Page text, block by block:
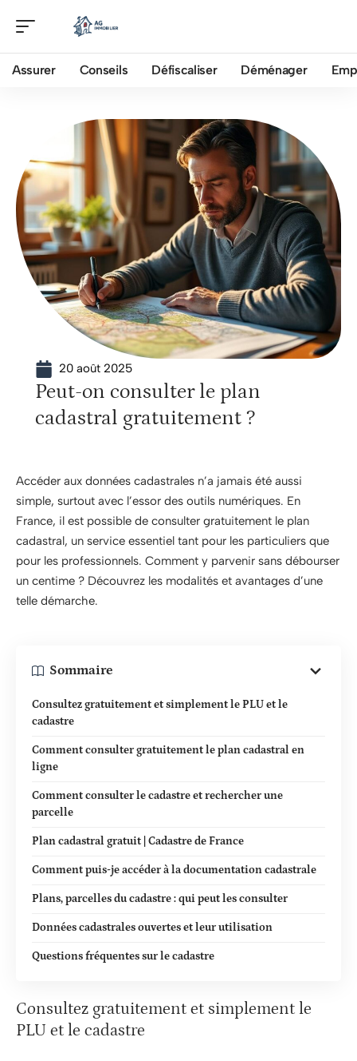
Assurer Conseils Défiscaliser Déménager
20 août 2025
Peut-on consulter le plan
cadastral gratuitement ?
Accéder aux données cadastrales n’a jamais été aussi
simple, surtout avec l’essor des outils numériques. En
France, il est possible de consulter gratuitement le plan
cadastral, un service essentiel tant pour les particuliers que
pour les professionnels. Comment y parvenir sans débourser
un centime ? Découvrez les modalités et avantages d’une
telle démarche.
Sommaire
Consultez gratuitement et simplement le PLU et le
cadastre
Comment consulter gratuitement le plan cadastral en
ligne
Comment consulter le cadastre et rechercher une
parcelle
Plan cadastral gratuit | Cadastre de France
Comment puis-je accéder à la documentation cadastrale
Plans, parcelles du cadastre : qui peut les consulter
Données cadastrales ouvertes et leur utilisation
Questions fréquentes sur le cadastre
Consultez gratuitement et simplement le
PLU et le cadastre